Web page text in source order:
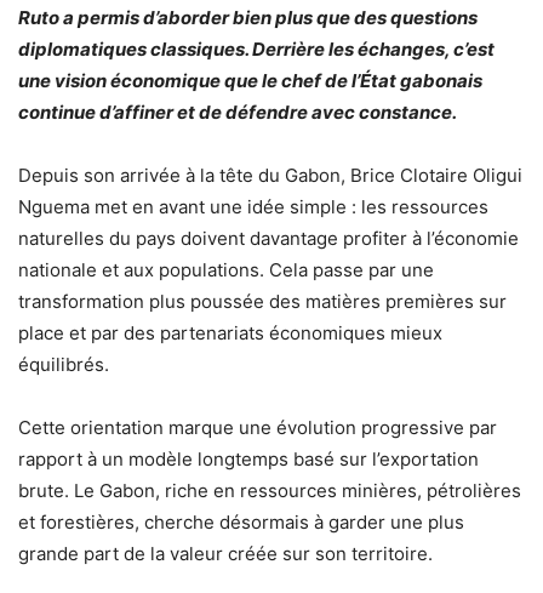
Ruto a permis d’aborder bien plus que des questions
diplomatiques classiques. Derrière les échanges, c’est
une vision économique que le chef de l’État gabonais
continue d’affiner et de défendre avec constance.
Depuis son arrivée à la tête du Gabon, Brice Clotaire Oligui
Nguema met en avant une idée simple : les ressources
naturelles du pays doivent davantage profiter à l’économie
nationale et aux populations. Cela passe par une
transformation plus poussée des matières premières sur
place et par des partenariats économiques mieux
équilibrés.
Cette orientation marque une évolution progressive par
rapport à un modèle longtemps basé sur l’exportation
brute. Le Gabon, riche en ressources minières, pétrolières
et forestières, cherche désormais à garder une plus
grande part de la valeur créée sur son territoire.